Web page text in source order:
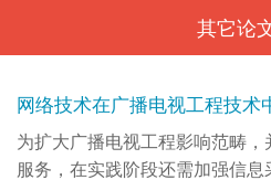
其它论
网络技术在广播电视工程技术
为扩大广播电视工程影响范畴
服务，在实践阶段还需加强信